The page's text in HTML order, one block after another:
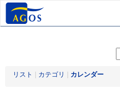
リスト カテゴリ カレンダー